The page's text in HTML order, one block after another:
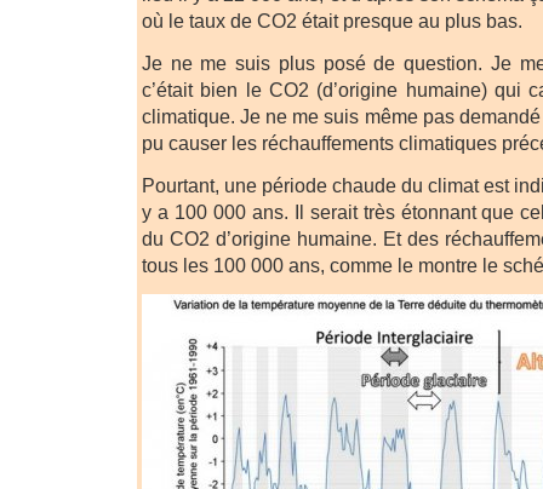
où le taux de CO2 était presque au plus bas.
Je ne me suis plus posé de question. Je
c’était bien le CO2 (d’origine humaine) qui
climatique. Je ne me suis même pas
pu causer les réchauffements climatiques
Pourtant, une période chaude du climat est
y a 100 000 ans. Il serait très étonnant que
du CO2 d’origine humaine. Et des
tous les 100 000 ans, comme le montre le